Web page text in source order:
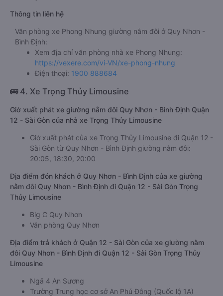
Thông tin liên hệ
Văn phòng xe Phong Nhung giường nằm đôi ở Quy Nhơn -
Bình Định:
Xem địa chỉ văn phòng nhà xe Phong Nhung:
https://vexere.com/vi-VN/xe-phong-nhung
Điện thoại: 1900 888684
🚌 4. Xe Trọng Thủy Limousine
Giờ xuất phát xe giường nằm đôi Quy Nhơn - Bình Định Quận
12 - Sài Gòn của nhà xe Trọng Thủy Limousine
Giờ xuất phát của xe Trọng Thủy Limousine đi Quận 12 -
Sài Gòn từ Quy Nhơn - Bình Định giường nằm đôi:
20:05, 18:30, 20:00
Địa điểm đón khách ở Quy Nhơn - Bình Định của xe giường
nằm đôi Quy Nhơn - Bình Định đi Quận 12 - Sài Gòn Trọng
Thủy Limousine
Big C Quy Nhơn
Văn phòng Quy Nhơn
Địa điểm trả khách ở Quận 12 - Sài Gòn của xe giường nằm
đôi Quy Nhơn - Bình Định đi Quận 12 - Sài Gòn Trọng Thủy
Limousine
Ngã 4 An Sương
Trường Trung học cơ sở An Phú Đông (Quốc lộ 1A)